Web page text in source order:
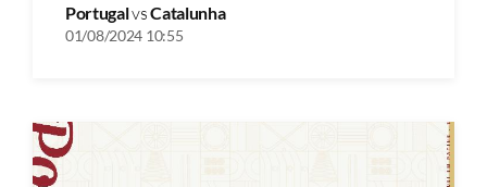
PortugalvsCatalunha
01/08/2024 10:55